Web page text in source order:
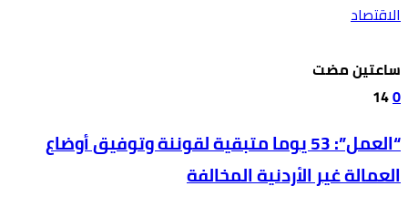
الاقتصاد
‫‫‫‏‫ساعتين مضت‬
0
14
“العمل”: 53 يوما متبقية لقوننة وتوفيق أوضاع
العمالة غير الأردنية المخالفة